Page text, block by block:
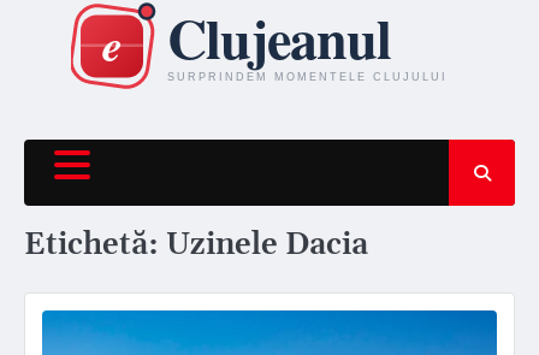
content
Etichetă: Uzinele Dacia